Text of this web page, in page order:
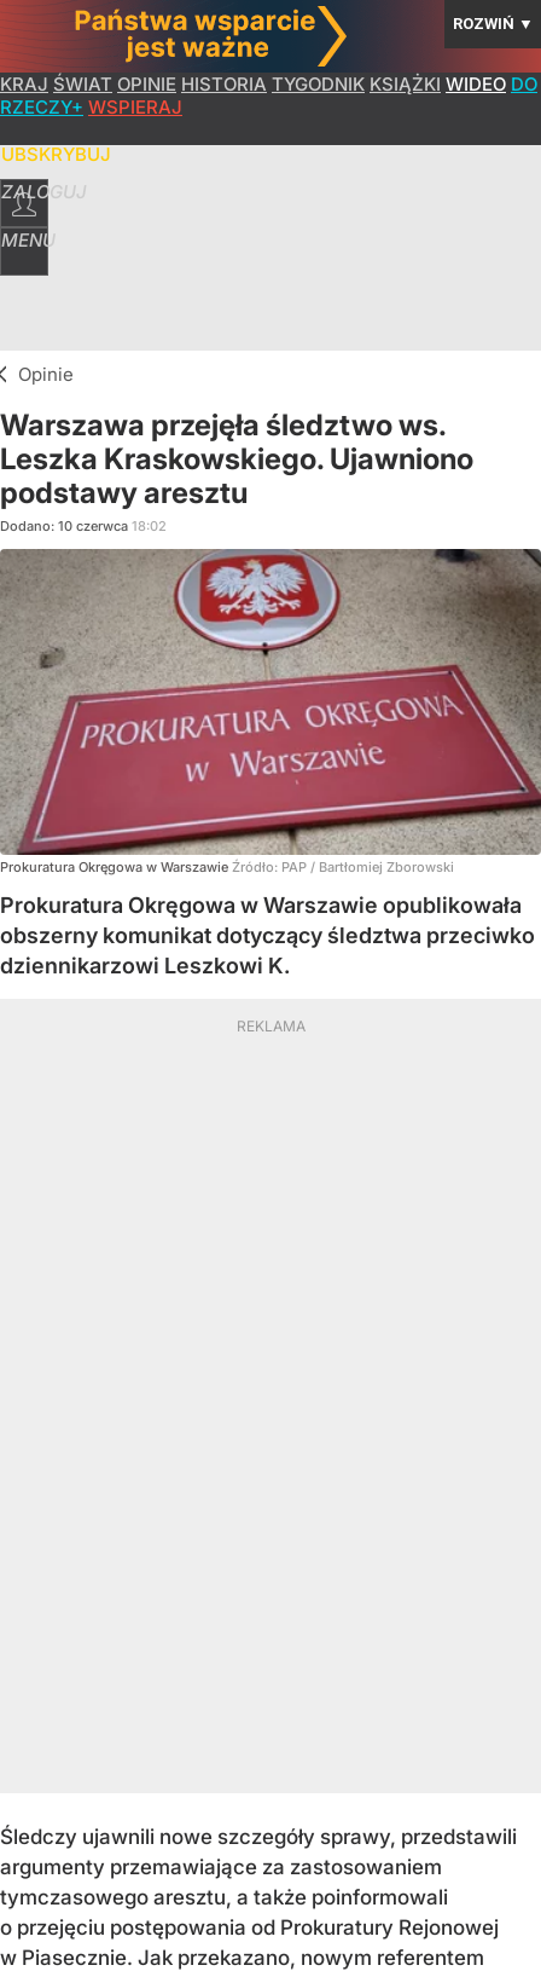
ROZWIŃ ▼
KRAJ ŚWIAT OPINIE HISTORIA TYGODNIK KSIĄŻKI WIDEO DO
RZECZY+ WSPIERAJ
ZALOGUJ
MENU
Opinie
Warszawa przejęła śledztwo ws.
Leszka Kraskowskiego. Ujawniono
podstawy aresztu
Dodano: 10 czerwca 18:02
Prokuratura Okręgowa w Warszawie Źródło: PAP / Bartłomiej Zborowski
Prokuratura Okręgowa w Warszawie opublikowała
obszerny komunikat dotyczący śledztwa przeciwko
dziennikarzowi Leszkowi K.
Śledczy ujawnili nowe szczegóły sprawy, przedstawili
argumenty przemawiające za zastosowaniem
tymczasowego aresztu, a także poinformowali
o przejęciu postępowania od Prokuratury Rejonowej
w Piasecznie. Jak przekazano, nowym referentem